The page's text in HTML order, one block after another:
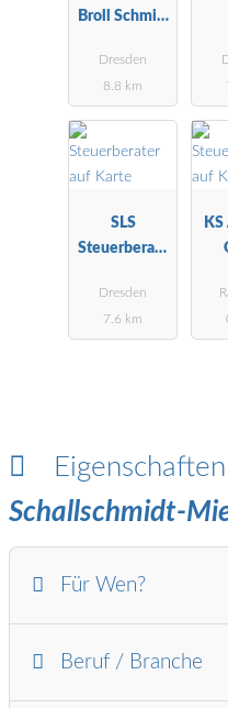
Broll Schmitt
Partner
Dresden
8.8 km
SLS
Steuerberatu
ft mbH
Dresden
7.6 km
Schallschmidt-
Für Wen?
Kleinunternehmer /
AG / SE / GmbH / UG
Beruf / Branche